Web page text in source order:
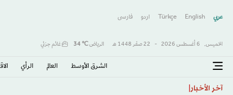
عربي English
Türkçe اردو فارسى
الخميس, 6 أغسطس 2026 - 22 صفَر 1448 هـ الرياض℃
34 غائم جزئي
الشرق الأوسط​ العالم الرأي
آخر الأخبار